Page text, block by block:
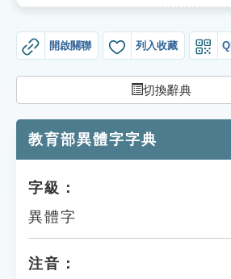
貓頭鷹博士
開啟關聯 列入收藏
切換辭典
教育部異體字字典
字級：
異體字
注音：